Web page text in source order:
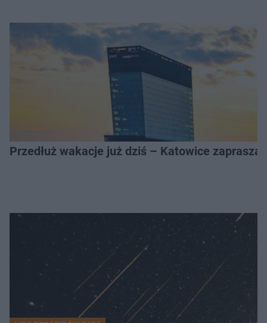
Przedłuż wakacje już dziś – Katowice